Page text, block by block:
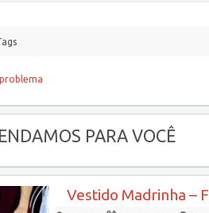
PARA VOCÊ
Vestido Madrinha –